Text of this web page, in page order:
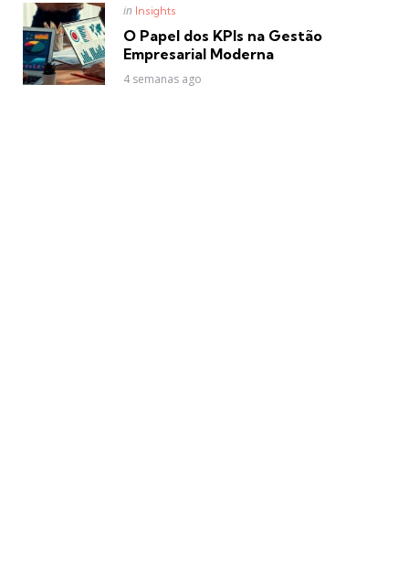
Posted
in Insights
O Papel dos KPIs na Gestão
Empresarial Moderna
4 semanas ago